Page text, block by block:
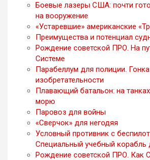
Боевые лазеры США: почти
на вооружение
«Устаревшие» американские
Преимущества и потенциал
Рождение советской ПРО. На
Системе
Парабеллум для полиции. Гонка
изобретательности
Плавающий батальон: на
морю
Паровоз для войны
«Сверчок» для негодяя
Условный противник с
Специальный учебный
Рождение советской ПРО. Как